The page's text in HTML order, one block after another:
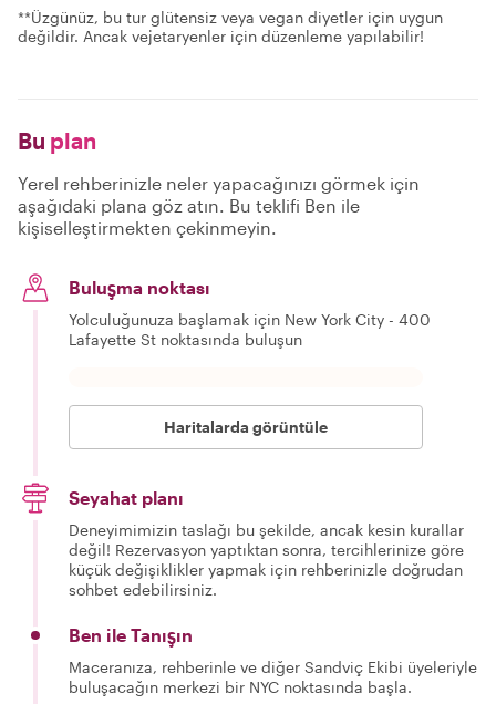
**Üzgünüz, bu tur glütensiz veya vegan diyetler için uygun
değildir. Ancak vejetaryenler için düzenleme yapılabilir!
Bu plan
Yerel rehberinizle neler yapacağınızı görmek için
aşağıdaki plana göz atın. Bu teklifi Ben ile
kişiselleştirmekten çekinmeyin.
Buluşma noktası
Yolculuğunuza başlamak için New York City - 400
Lafayette St noktasında buluşun
Haritalarda görüntüle
Seyahat planı
Deneyimimizin taslağı bu şekilde, ancak kesin kurallar
değil! Rezervasyon yaptıktan sonra, tercihlerinize göre
küçük değişiklikler yapmak için rehberinizle doğrudan
sohbet edebilirsiniz.
Ben ile Tanışın
Maceranıza, rehberinle ve diğer Sandviç Ekibi üyeleriyle
buluşacağın merkezi bir NYC noktasında başla.